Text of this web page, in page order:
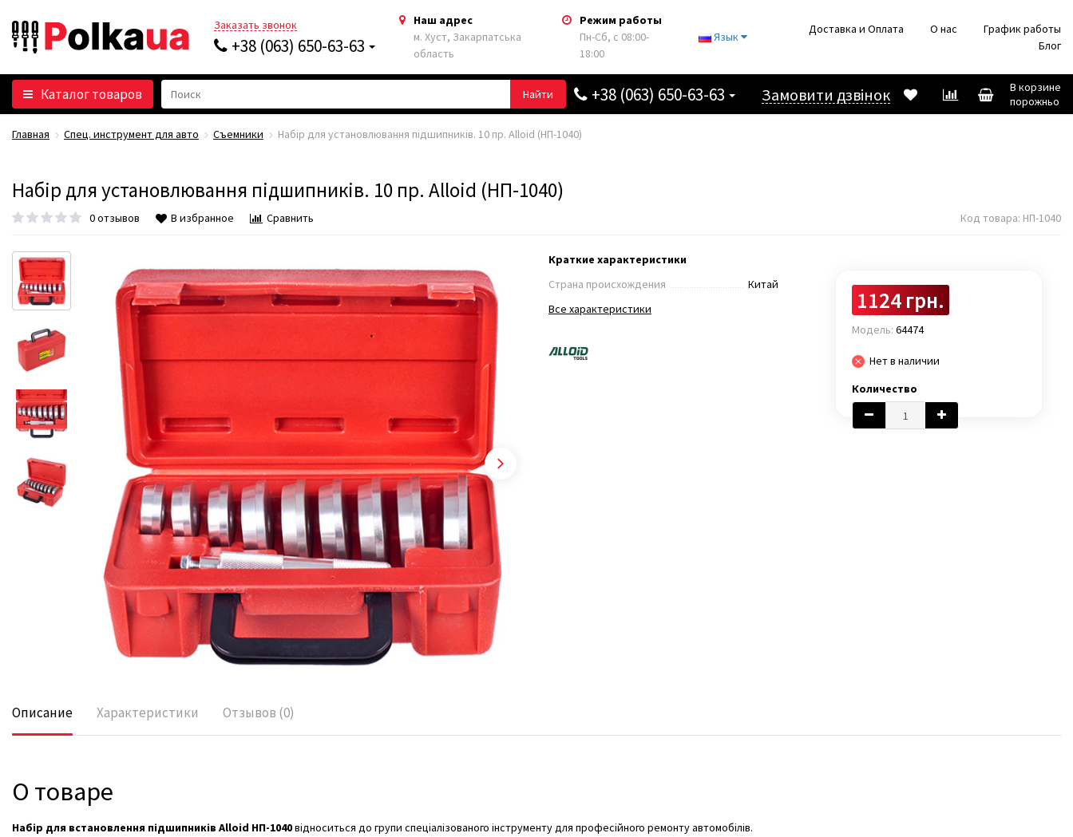
Заказать звонок
+38 (063) 650-63-63
Наш адрес
м. Хуст, Закарпатська
область
Режим работы
Пн-Сб, с 08:00-
18:00
Язык
Доставка и Оплата О нас
График работы
Блог
Каталог товаров Найти +38 (063) 650-63-63 Замовити дзвінок
В корзине
порожньо
Главная Спец. инструмент для авто Съемники Набір для установлювання підшипників. 10 пр. Alloid (НП-1040)
Набір для установлювання підшипників. 10 пр. Alloid (НП-1040)
0 отзывов В избранное Сравнить Код товара: НП-1040
Краткие характеристики
Страна происхождения
Китай
Все характеристики
1124 грн.
Модель: 64474
Нет в наличии
Количество
Описание Характеристики Отзывов (0)
О товаре
Набір для встановлення підшипників Alloid НП-1040відноситься до групи спеціалізованого інструменту для професійного ремонту автомобілів.